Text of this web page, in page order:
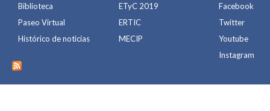
Biblioteca
Paseo Virtual
Histórico de noticias
ETyC 2019
ERTIC
MECIP
Facebook
Twitter
Youtube
Instagram